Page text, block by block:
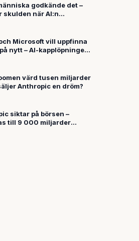
godkände det –
skulden när AI:n
själv?
Microsoft vill uppfinna
nytt – AI-kapplöpningen
värd tusen miljarder
Anthropic en dröm?
siktar på börsen –
till 9 000 miljarder